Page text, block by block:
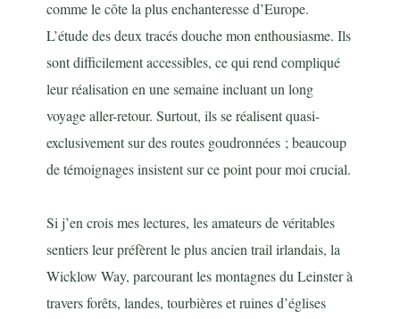
comme le côte la plus enchanteresse d’Europe.
L’étude des deux tracés douche mon enthousiasme. Ils
sont difficilement accessibles, ce qui rend compliqué
leur réalisation en une semaine incluant un long
voyage aller-retour. Surtout, ils se réalisent quasi-
exclusivement sur des routes goudronnées ; beaucoup
de témoignages insistent sur ce point pour moi crucial.
Si j’en crois mes lectures, les amateurs de véritables
sentiers leur préfèrent le plus ancien trail irlandais, la
Wicklow Way, parcourant les montagnes du Leinster à
travers forêts, landes, tourbières et ruines d’églises